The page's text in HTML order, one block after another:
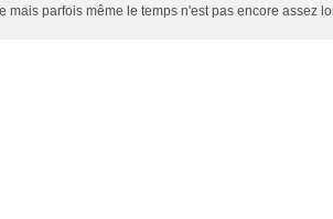
mais parfois même le temps n'est pas encore assez